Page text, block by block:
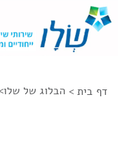
דף בית > הבלוג של שלו>